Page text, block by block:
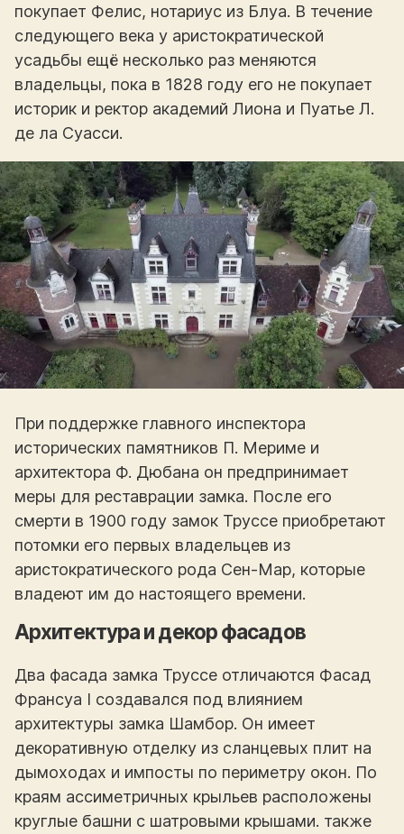
покупает Фелис, нотариус из Блуа. В течение
следующего века у аристократической
усадьбы ещё несколько раз меняются
владельцы, пока в 1828 году его не покупает
историк и ректор академий Лиона и Пуатье Л.
де ла Суасси.
При поддержке главного инспектора
исторических памятников П. Мериме и
архитектора Ф. Дюбана он предпринимает
меры для реставрации замка. После его
смерти в 1900 году замок Труссе приобретают
потомки его первых владельцев из
аристократического рода Сен-Мар, которые
владеют им до настоящего времени.
Архитектура и декор фасадов
Два фасада замка Труссе отличаются Фасад
Франсуа I создавался под влиянием
архитектуры замка Шамбор. Он имеет
декоративную отделку из сланцевых плит на
дымоходах и импосты по периметру окон. По
краям ассиметричных крыльев расположены
круглые башни с шатровыми крышами. также